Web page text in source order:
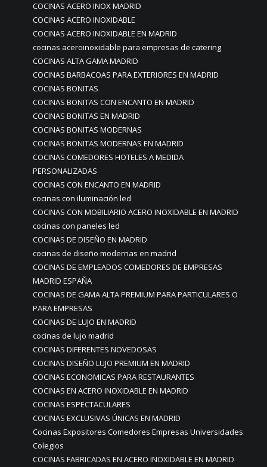
COCINAS ACERO INOX MADRID
COCINAS ACERO INOXIDABLE
COCINAS ACERO INOXIDABLE EN MADRID
cocinas aceroinoxidable para empresas de catering
COCINAS ALTA GAMA MADRID
COCINAS BARBACOAS PARA EXTERIORES EN MADRID
COCINAS BONITAS
COCINAS BONITAS CON ENCANTO EN MADRID
COCINAS BONITAS EN MADRID
COCINAS BONITAS MODERNAS
COCINAS BONITAS MODERNAS EN MADRID
COCINAS COMEDORES HOTELES A MEDIDA
PERSONALIZADAS
COCINAS CON ENCANTO EN MADRID
cocinas con iluminación led
COCINAS CON MOBILIARIO ACERO INOXIDABLE EN MADRID
cocinas con paneles led
COCINAS DE DISEÑO EN MADRID
cocinas de diseño modernas en madrid
COCINAS DE EMPLEADOS COMEDORES DE EMPRESAS
MADRID ESPAÑA
COCINAS DE GAMA ALTA PREMIUM PARA PARTICULARES O
PARA EMPRESAS
COCINAS DE LUJO EN MADRID
cocinas de lujo madrid
COCINAS DIFERENTES NOVEDOSAS
COCINAS DISEÑO LUJO PREMIUM EN MADRID
COCINAS ECONOMICAS PARA RESTAURANTES
COCINAS EN ACERO INOXIDABLE EN MADRID
COCINAS ESPECTACULARES
COCINAS EXCLUSIVAS ÚNICAS EN MADRID
Cocinas Expositores Comedores Empresas Universidades
Colegios
COCINAS FABRICADAS EN ACERO INOXIDABLE EN MADRID